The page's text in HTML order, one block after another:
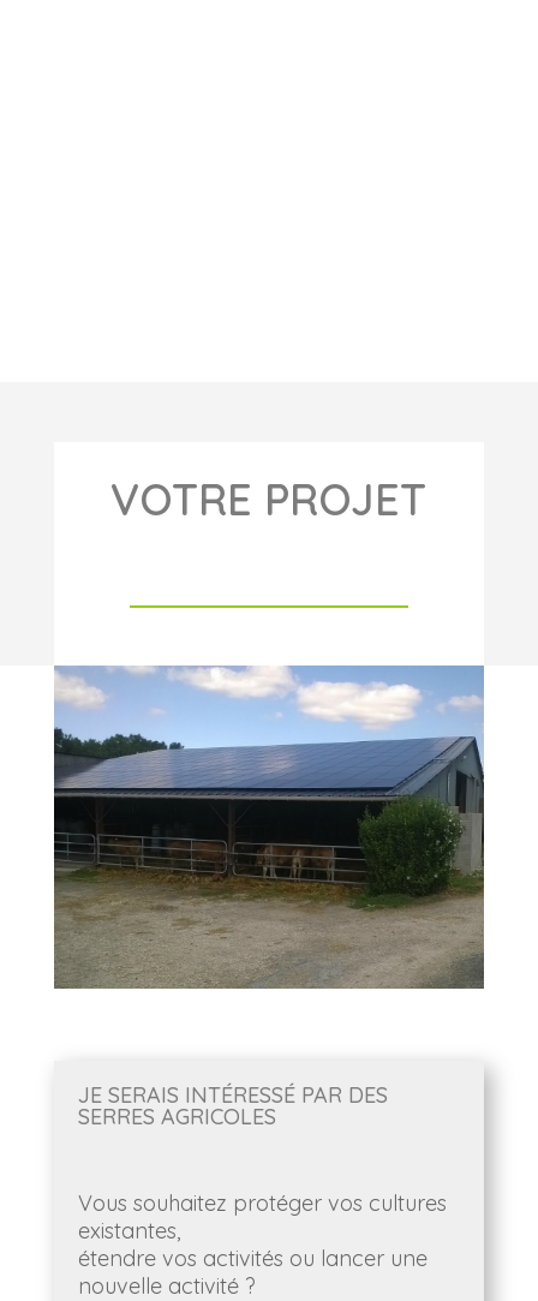
VOTRE PROJET
JE SERAIS INTÉRESSÉ PAR DES
SERRES AGRICOLES
Vous souhaitez protéger vos cultures
existantes,
étendre vos activités ou lancer une
nouvelle activité ?